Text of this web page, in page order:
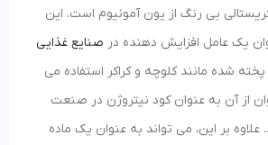
بی رنگ از یون آمونیوم است. این
یک عامل افزایش دهنده در صنایع غذایی
شده مانند کلوچه و کراکر استفاده می
از آن به عنوان کود نیتروژن در صنعت
علاوه بر این، می تواند به عنوان یک ماده